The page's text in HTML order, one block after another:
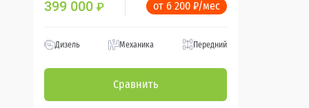
399 000 ₽ от 6 200 ₽/мес
Дизель Механика Передний
Сравнить